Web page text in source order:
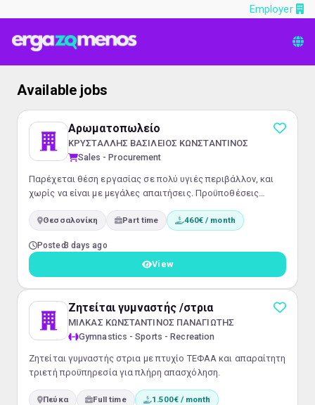
Employer
Available jobs
Αρωματοπωλείο
ΚΡΥΣΤΑΛΛΗΣ ΒΑΣΙΛΕΙΟΣ ΚΩΝΣΤΑΝΤΙΝΟΣ
Sales - Procurement
Παρέχεται θέση εργασίας σε πολύ υγιές περιβάλλον, και
χωρίς να είναι με μεγάλες απαιτήσεις. Προϋποθέσεις
εκμάθησης της δουλειάς και βελτίωσης αποδοχών.
Θεσσαλονίκη Part time 460€ / month
Posted3 days ago
View
Ζητείται γυμναστής /στρια
ΜΙΛΚΑΣ ΚΩΝΣΤΑΝΤΙΝΟΣ ΠΑΝΑΓΙΩΤΗΣ
Gymnastics - Sports - Recreation
Ζητείται γυμναστής στρια με πτυχίο ΤΕΦΑΑ και απαραίτητη
τριετή προϋπηρεσία για πλήρη απασχόληση.
Πεύκα Full time 1.500€ / month